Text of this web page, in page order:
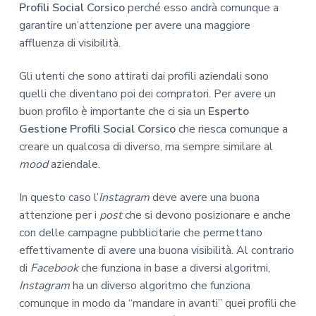
Profili Social Corsicoperché esso andrà comunque a
garantire un’attenzione per avere una maggiore
affluenza di visibilità.
Gli utenti che sono attirati dai profili aziendali sono
quelli che diventano poi dei compratori. Per avere un
buon profilo è importante che ci sia un Esperto
Gestione Profili Social Corsicoche riesca comunque a
creare un qualcosa di diverso, ma sempre similare al
moodaziendale.
In questo caso l’Instagramdeve avere una buona
attenzione per i postche si devono posizionare e anche
con delle campagne pubblicitarie che permettano
effettivamente di avere una buona visibilità. Al contrario
di Facebookche funziona in base a diversi algoritmi,
Instagramha un diverso algoritmo che funziona
comunque in modo da “mandare in avanti” quei profili che